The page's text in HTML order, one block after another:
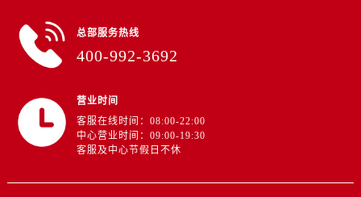
总部服务热线
400-992-3692
营业时间
客服在线时间：08:00-22:00
中心营业时间：09:00-19:30
客服及中心节假日不休